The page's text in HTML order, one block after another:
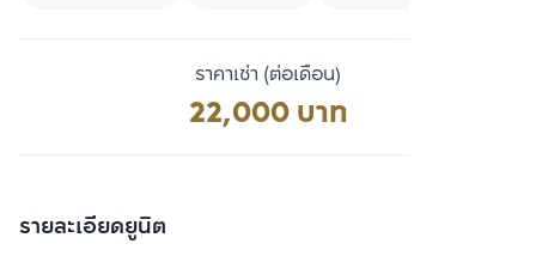
ราคาเช่า (ต่อเดือน)
22,000 บาท
รายละเอียดยูนิต